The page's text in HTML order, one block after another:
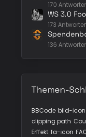
170
WS 3.0
173
136
Themen-
BBCode bild-icon
clipping path
Erffekt fa-icon